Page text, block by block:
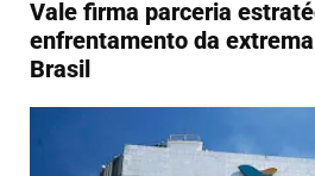
Vale firma parceria
enfrentamento da
Brasil